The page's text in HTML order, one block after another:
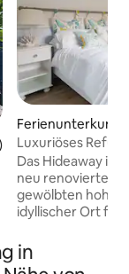
Bewertung:
Ferienunterkunft
w
Luxuriöses
WHIRLPOOL
Das Hideaway ist
neu renovierter
gewölbten hohen
idyllischer Ort für
erkunden, die
Hotel liegt in Pott
in